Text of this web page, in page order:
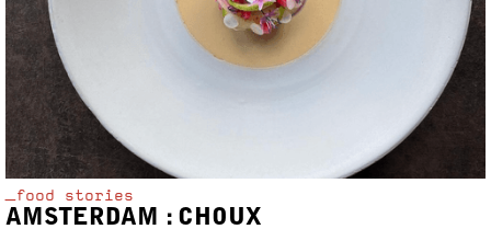
_food stories
AMSTERDAM : CHOUX